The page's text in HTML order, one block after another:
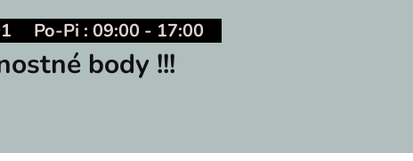
Po-Pi : 09:00 - 17:00
body !!!